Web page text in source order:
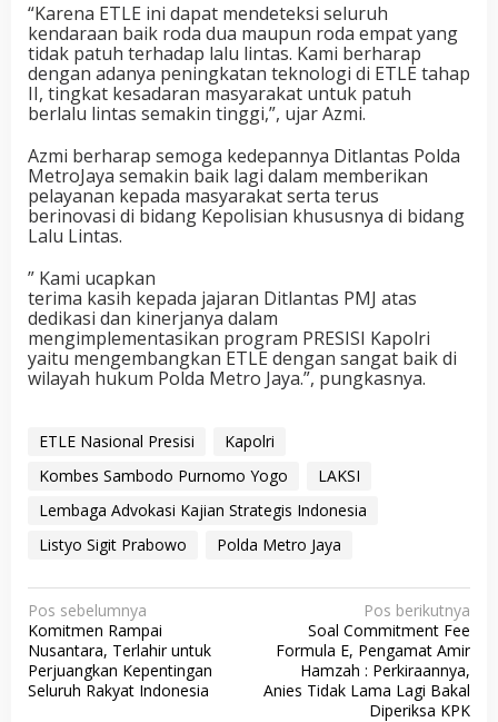
“Karena ETLE ini dapat mendeteksi seluruh
kendaraan baik roda dua maupun roda empat yang
tidak patuh terhadap lalu lintas. Kami berharap
dengan adanya peningkatan teknologi di ETLE tahap
II, tingkat kesadaran masyarakat untuk patuh
berlalu lintas semakin tinggi,”, ujar Azmi.
Azmi berharap semoga kedepannya Ditlantas Polda
MetroJaya semakin baik lagi dalam memberikan
pelayanan kepada masyarakat serta terus
berinovasi di bidang Kepolisian khususnya di bidang
Lalu Lintas.
” Kami ucapkan
terima kasih kepada jajaran Ditlantas PMJ atas
dedikasi dan kinerjanya dalam
mengimplementasikan program PRESISI Kapolri
yaitu mengembangkan ETLE dengan sangat baik di
wilayah hukum Polda Metro Jaya.”, pungkasnya.
ETLE Nasional Presisi
Kapolri
Kombes Sambodo Purnomo Yogo
LAKSI
Lembaga Advokasi Kajian Strategis Indonesia
Listyo Sigit Prabowo
Polda Metro Jaya
N
a
v
i
Pos sebelumnya
Komitmen Rampai
Nusantara, Terlahir untuk
Perjuangkan Kepentingan
Seluruh Rakyat Indonesia
Pos berikutnya
Soal Commitment Fee
Formula E, Pengamat Amir
Hamzah : Perkiraannya,
Anies Tidak Lama Lagi Bakal
Diperiksa KPK